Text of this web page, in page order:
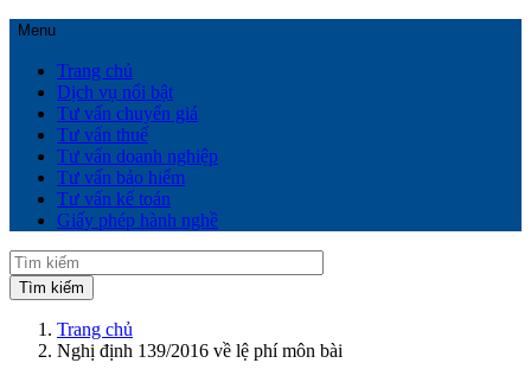
Menu
Trang chủ
Dịch vụ nổi bật
Tư vấn chuyển giá
Tư vấn thuế
Tư vấn doanh nghiệp
Tư vấn bảo hiểm
Tư vấn kế toán
Giấy phép hành nghề
Trang chủ
Nghị định 139/2016 về lệ phí môn bài